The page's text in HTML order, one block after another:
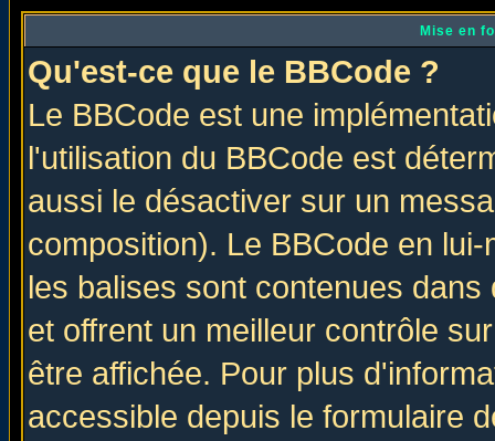
Mise en
Qu'est-ce que le BBCode ?
Le BBCode est une
l'utilisation du BBCode est
aussi le désactiver sur un
composition). Le BBCode en
les balises sont contenues
et offrent un meilleur contrôle
être affichée. Pour plus
accessible depuis le formulaire